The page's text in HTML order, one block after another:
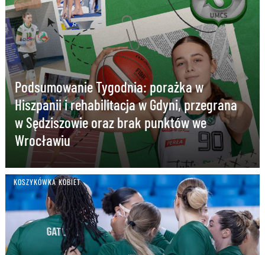
Podsumowanie Tygodnia: porażka w
Hiszpanii i rehabilitacja w Gdyni, przegrana
w Sędziszowie oraz brak punktów we
Wrocławiu
KOSZYKÓWKA KOBIET